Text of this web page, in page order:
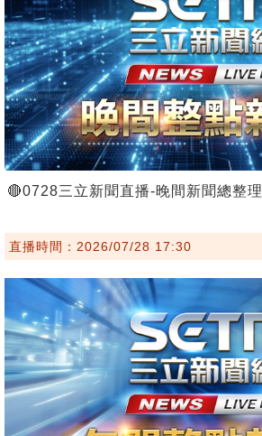
🔴0728三立新聞直播-晚間新聞總整理
直播時間：2026/07/28 17:30